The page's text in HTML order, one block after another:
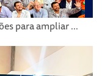
para ampliar ...